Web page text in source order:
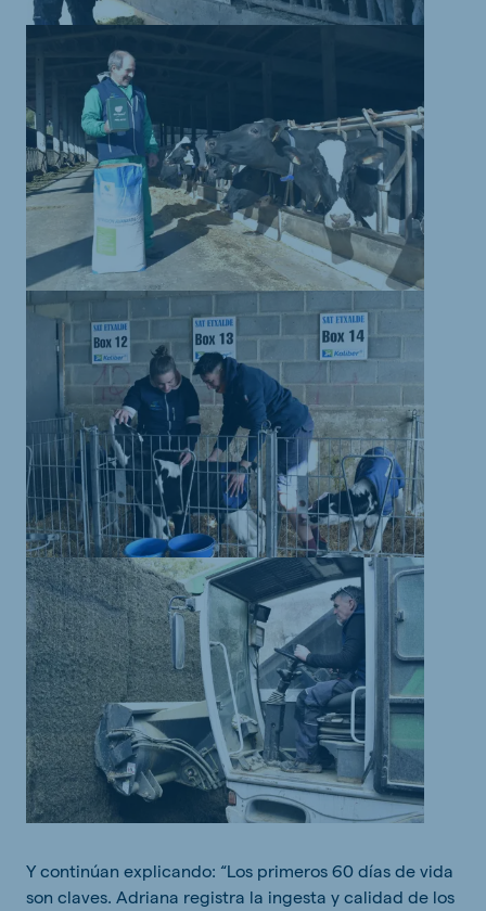
Y continúan explicando: “Los primeros 60 días de vida
son claves. Adriana registra la ingesta y calidad de los